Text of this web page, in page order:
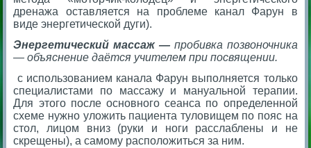
дренажа оставляется на проблеме канал Фарун в
виде энергетической дуги).
Энергетический массаж — пробивка позвоночника
— объяснение даётся учителем при посвящении.
с использованием канала Фарун выполняется только
специалистами по массажу и мануальной терапии.
Для этого после основного сеанса по определенной
схеме нужно уложить пациента туловищем по пояс на
стол, лицом вниз (руки и ноги расслаблены и не
скрещены), а самому расположиться за ним.